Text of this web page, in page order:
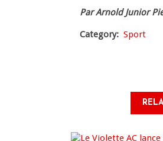
Par Arnold Junior
Category
Sport